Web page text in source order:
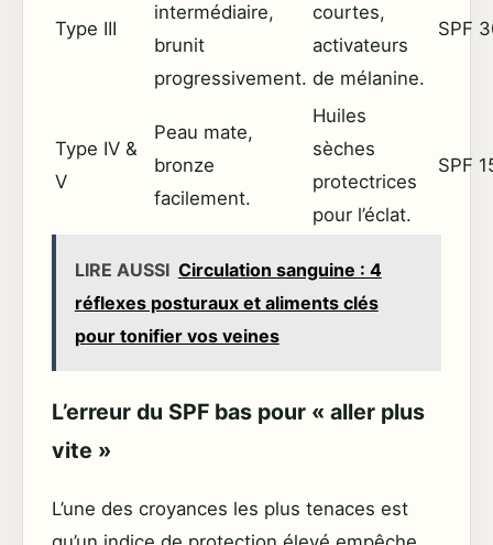
Type III
intermédiaire,
brunit
progressivement.
courtes,
activateurs
de mélanine.
SPF
Type IV &
V
Peau mate,
bronze
facilement.
Huiles
sèches
protectrices
pour l’éclat.
SPF
LIRE AUSSI Circulation sanguine : 4
réflexes posturaux et aliments clés
pour tonifier vos veines
L’erreur du SPF bas pour « aller plus
vite »
L’une des croyances les plus tenaces est